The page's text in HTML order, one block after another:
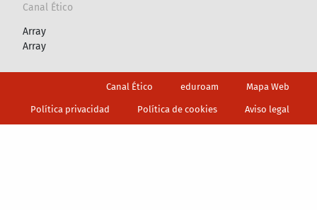
Canal Ético
Array
Array
Canal Ético eduroam Mapa Web
Política privacidad Política de cookies Aviso legal